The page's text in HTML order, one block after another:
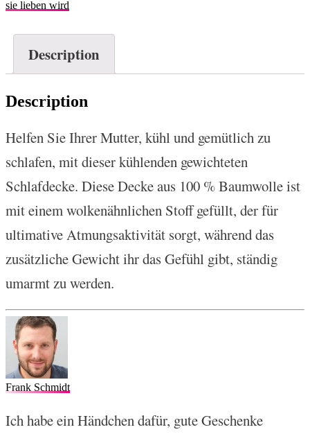
sie lieben wird
Description
Description
Helfen Sie Ihrer Mutter, kühl und gemütlich zu
schlafen, mit dieser kühlenden gewichteten
Schlafdecke. Diese Decke aus 100 % Baumwolle ist
mit einem wolkenähnlichen Stoff gefüllt, der für
ultimative Atmungsaktivität sorgt, während das
zusätzliche Gewicht ihr das Gefühl gibt, ständig
umarmt zu werden.
Frank Schmidt
Ich habe ein Händchen dafür, gute Geschenke